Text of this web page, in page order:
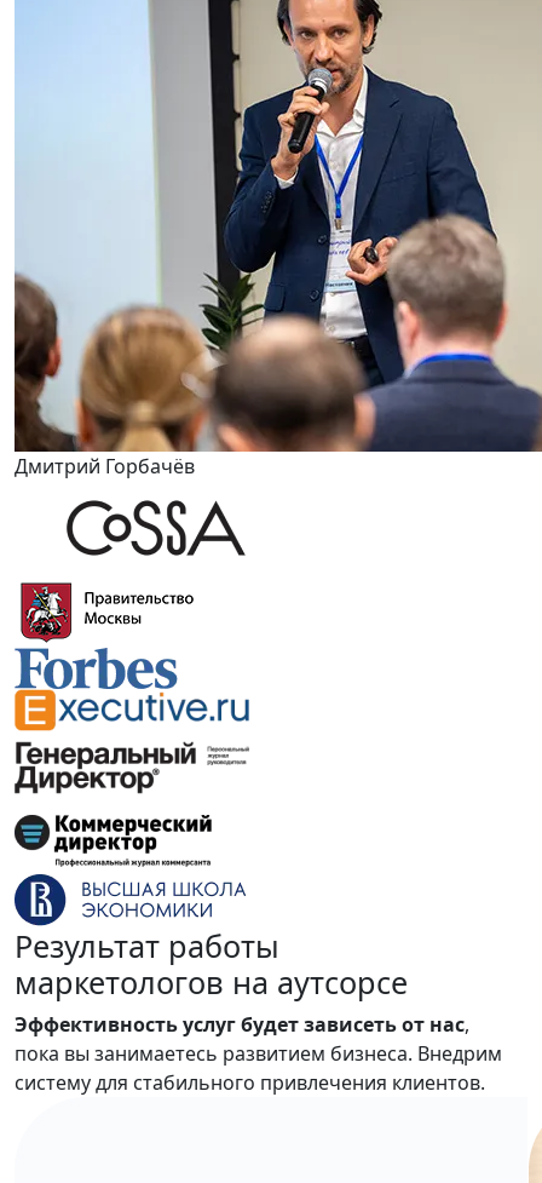
Дмитрий Горбачёв
Результат работы
маркетологов на аутсорсе
Эффективность услуг будет зависеть от нас,
пока вы занимаетесь развитием бизнеса. Внедрим
систему для стабильного привлечения клиентов.